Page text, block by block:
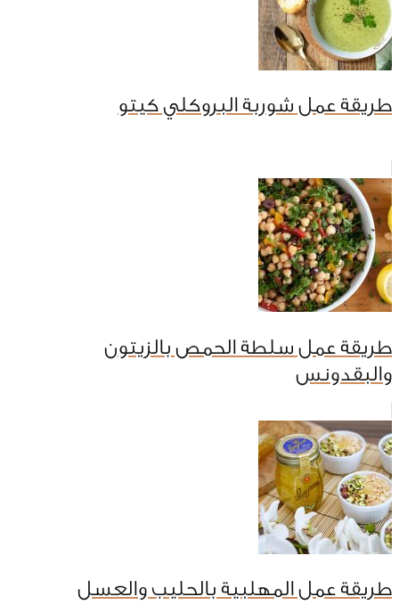
طريقة عمل شوربة البروكلي كيتو
طريقة عمل سلطة الحمص بالزيتون
والبقدونس
طريقة عمل المهلبية بالحليب والعسل